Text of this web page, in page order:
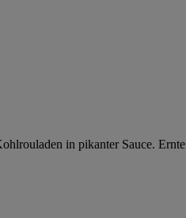
in pikanter Sauce.